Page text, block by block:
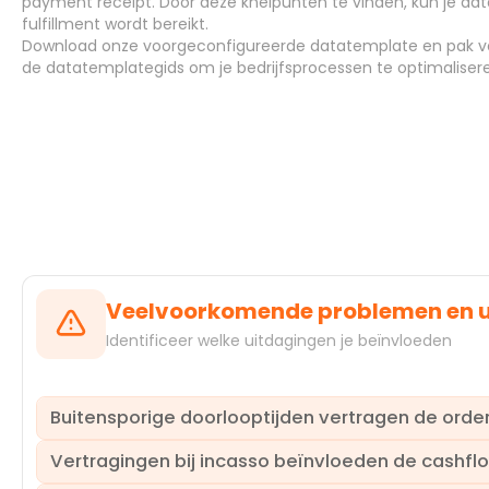
Systemen
fulfillment wordt bereikt.
Download onze voorgeconfigureerde datatemplate en pak
de datatemplategids om je bedrijfsprocessen te
Veelvoorkomende problemen en
Identificeer welke uitdagingen je beïnvloeden
Buitensporige doorlooptijden vertragen de
Vertragingen gedurende de hele
Vertragingen bij incasso beïnvloeden de